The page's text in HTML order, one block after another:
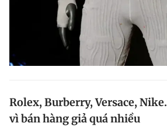
Rolex, Burberry, Versace,
vì bán hàng giả quá nhiều